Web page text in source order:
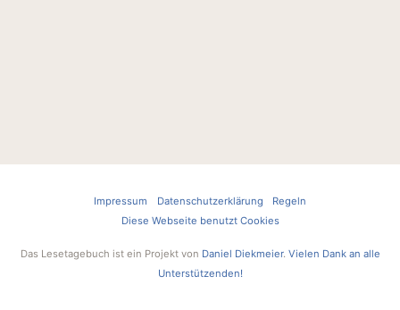
Impressum Datenschutzerklärung
Regeln
Diese Webseite benutzt Cookies
Das Lesetagebuch ist ein Projekt von Daniel Diekmeier. Vielen Dank an alle
Unterstützenden!